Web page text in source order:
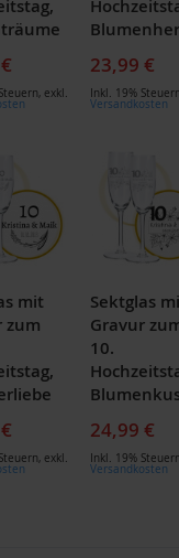
, exkl.
23,99 €
Inkl. 19% Steuern
Versandkosten
mit
zum
, exkl.
Sektglas
Gravur
10.
24,99 €
Inkl. 19% Steuern
Versandkosten